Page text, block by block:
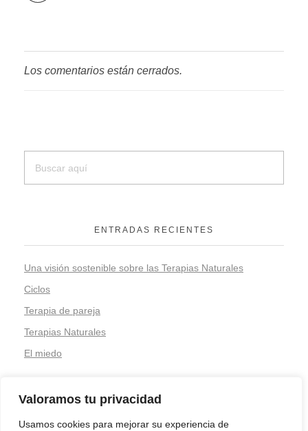
Valoramos tu privacidad
Usamos cookies para mejorar su experiencia de
Los comentarios están cerrados.
ENTRADAS RECIENTES
Una visión sostenible sobre las Terapias Naturales
Ciclos
Terapia de pareja
Terapias Naturales
El miedo
COMENTARIOS RECIENTES